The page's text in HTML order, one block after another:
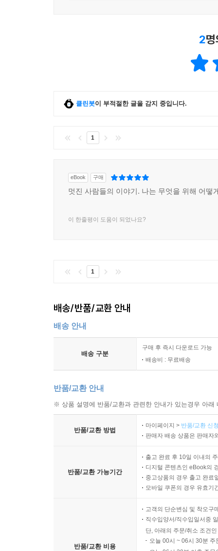
2
클린봇이 부적절한 글을 감지 중입니다.
1
eBook 구매
멋진 사람들의 이야기. 나는 무엇을 위해 어떻
이 한줄평이 도움이 되었나요?
1
배송/반품/교환 안내
배송 안내
배송 구분
구매 후 즉시 다운로드 가능
배송비 : 무료배송
반품/교환 안내
※ 상품 설명에 반품/교환과 관련한 안내가 있는경우 아
반품/교환 방법
마이페이지 > 반품/교환 신
판매자 배송 상품은 판매자
반품/교환 가능기간
출고 완료 후 10일 이내의
디지털 콘텐츠인 eBook의
중고상품의 경우 출고 완료
모바일 쿠폰의 경우 유효기
반품/교환 비용
고객의 단순변심 및 착오구
직수입양서/직수입일서중
단, 아래의 주문/취소 조건
오늘 00시 ~ 06시 30분